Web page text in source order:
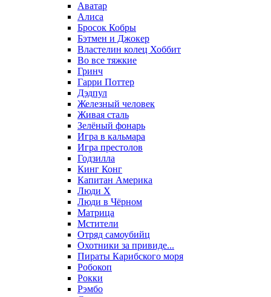
Аватар
Алиса
Бросок Кобры
Бэтмен и Джокер
Властелин колец Хоббит
Во все тяжкие
Гринч
Гарри Поттер
Дэдпул
Железный человек
Живая сталь
Зелёный фонарь
Игра в кальмара
Игра престолов
Годзилла
Кинг Конг
Капитан Америка
Люди X
Люди в Чёрном
Матрица
Мстители
Отряд самоубийц
Охотники за привиде...
Пираты Карибского моря
Робокоп
Рокки
Рэмбо